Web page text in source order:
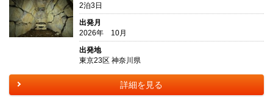
2泊3日
出発月
2026年 10月
出発地
東京23区 神奈川県
詳細を見る